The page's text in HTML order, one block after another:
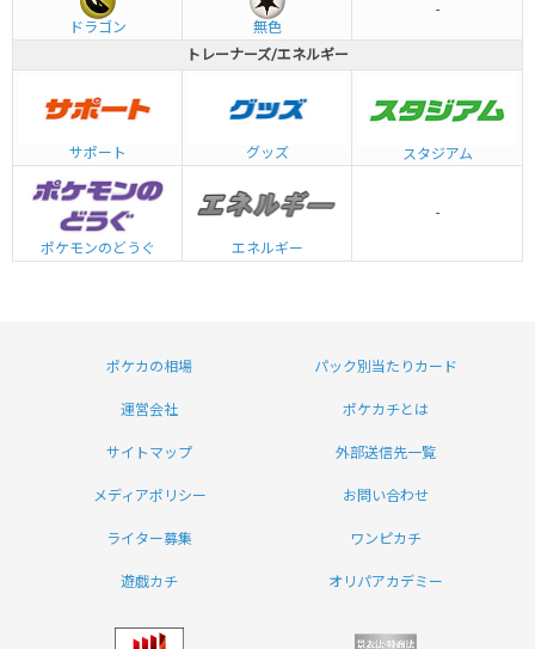
ドラゴン 無色
-
トレーナーズ/エネルギー
サポート グッズ スタジアム
ポケモンのどうぐ エネルギー
-
ポケカの相場 パック別当たりカード
運営会社 ポケカチとは
サイトマップ 外部送信先一覧
メディアポリシー お問い合わせ
ライター募集 ワンピカチ
遊戯カチ オリパアカデミー